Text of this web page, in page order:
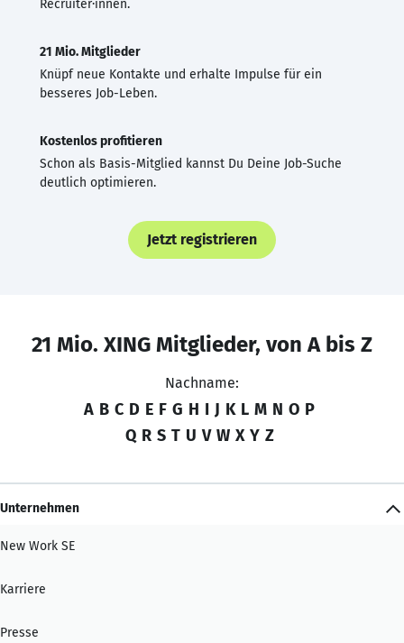
Recruiter·innen.
21 Mio. Mitglieder
Knüpf neue Kontakte und erhalte Impulse für ein
besseres Job-Leben.
Kostenlos profitieren
Schon als Basis-Mitglied kannst Du Deine Job-Suche
deutlich optimieren.
Jetzt registrieren
21 Mio. XING Mitglieder, von A bis Z
Nachname:
A B C D E F G H I J K L M N O P
Q R S T U V W X Y Z
Unternehmen
New Work SE
Karriere
Presse